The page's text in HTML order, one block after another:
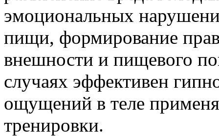
эмоциональных
пищи, формирование
внешности и пищевого
случаях эффективен
ощущений в теле
тренировки.